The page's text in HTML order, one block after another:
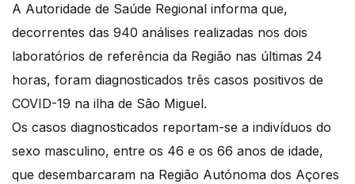
A Autoridade de Saúde Regional informa que,
decorrentes das 940 análises realizadas nos dois
laboratórios de referência da Região nas últimas 24
horas, foram diagnosticados três casos positivos de
COVID-19 na ilha de São Miguel.
Os casos diagnosticados reportam-se a indivíduos do
sexo masculino, entre os 46 e os 66 anos de idade,
que desembarcaram na Região Autónoma dos Açores